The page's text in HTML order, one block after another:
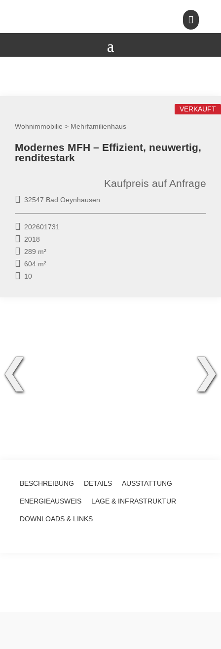

Wohnimmobilie > Mehrfamilienhaus
VERKAUFT
Modernes MFH – Effizient, neuwertig,
renditestark
32547 Bad Oeynhausen
Kaufpreis auf Anfrage
202601731
2018
289 m²
604 m²
10
❮ ❯
BESCHREIBUNG DETAILS AUSSTATTUNG
ENERGIEAUSWEIS LAGE & INFRASTRUKTUR
DOWNLOADS & LINKS